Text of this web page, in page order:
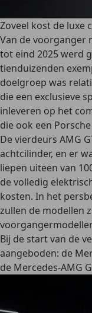
Zoveel kost de luxe
Van de voorganger
tot eind 2025 werd
tienduizenden
doelgroep was
die een exclusieve
inleveren op het
die ook een
De vierdeurs AMG
achtcilinder, en er
liepen uiteen van
de volledig
kosten. In het
zullen de modellen
Bij de start van de
aangeboden: de
de Mercedes-AMG